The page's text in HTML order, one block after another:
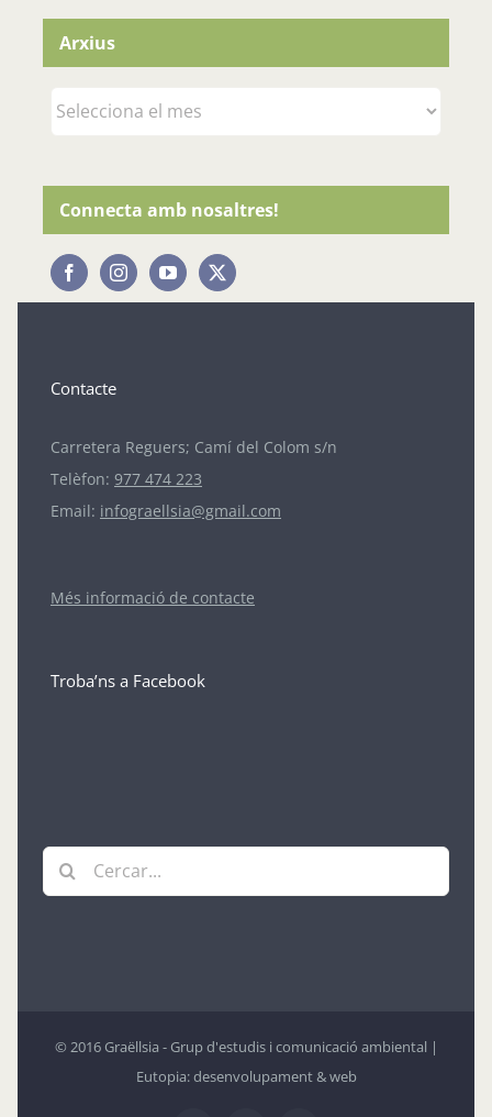
Arxius
Arxius
Connecta amb nosaltres!
Contacte
Carretera Reguers; Camí del Colom s/n
Telèfon: 977 474 223
Email: infograellsia@gmail.com
Més informació de contacte
Troba’ns a Facebook
Cerca
…
© 2016 Graëllsia - Grup d'estudis i comunicació ambiental |
Eutopia: desenvolupament & web